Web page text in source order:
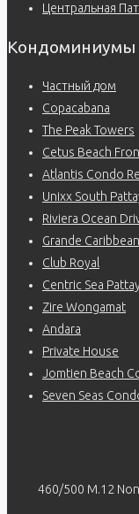
Центральная
Кондоминиумы
Частный дом
Copacabana
The Peak Towers
Cetus Beach
Atlantis Condo
Unixx South
Riviera Ocean
Grande
Club Royal
Centric Sea
Zire Wongamat
Andara
Private House
Jomtien Beach
Seven Seas
460/500 M.12